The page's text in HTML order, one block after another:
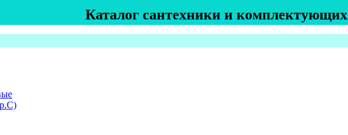
Каталог сантехники и комплектующих